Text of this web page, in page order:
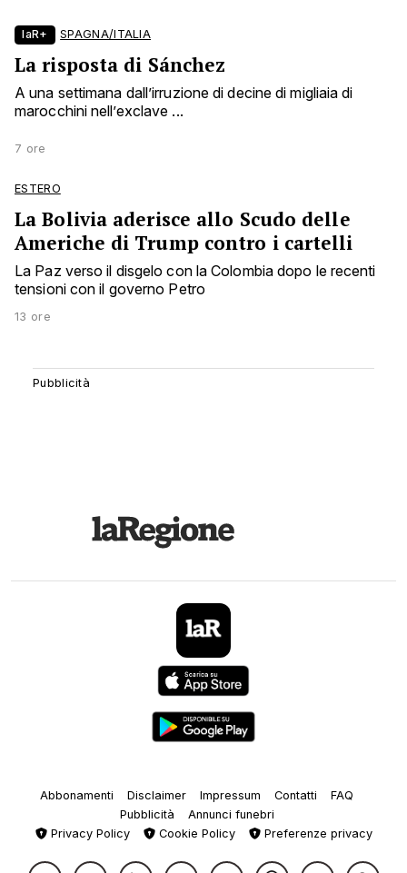
laR+ SPAGNA/ITALIA
La risposta di Sánchez
A una settimana dall’irruzione di decine di migliaia di
marocchini nell’exclave ...
7 ore
ESTERO
La Bolivia aderisce allo Scudo delle
Americhe di Trump contro i cartelli
La Paz verso il disgelo con la Colombia dopo le recenti
tensioni con il governo Petro
13 ore
Abbonamenti Disclaimer Impressum Contatti
FAQ
Pubblicità
Annunci funebri
Privacy Policy
Cookie Policy Preferenze privacy